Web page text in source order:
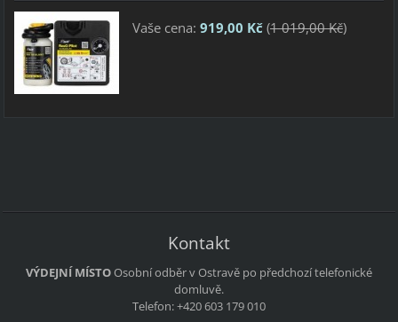
Vaše cena: 919,00 Kč(1 019,00 Kč)
Kontakt
VÝDEJNÍ MÍSTOOsobní odběr v Ostravě po předchozí telefonické
domluvě.
Telefon: +420 603 179 010